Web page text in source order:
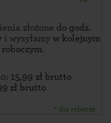
złożone do godz.
i wysyłamy w kolejnym
.
15,99 zł brutto
zł brutto
* dni robocze